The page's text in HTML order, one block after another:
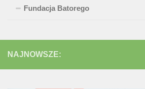
Fundacja Batorego
NAJNOWSZE: